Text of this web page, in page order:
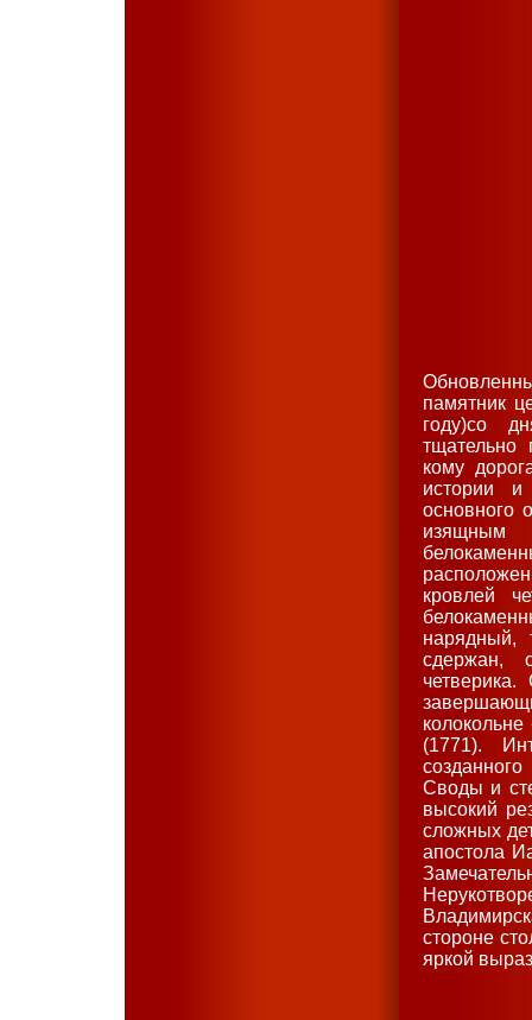
памятник
году)со
тщательно
кому
истории и
основного
изящным
кровлей
нарядный,
сдержан,
(1771).
Своды и
высокий
сложных
апостола
стороне
яркой